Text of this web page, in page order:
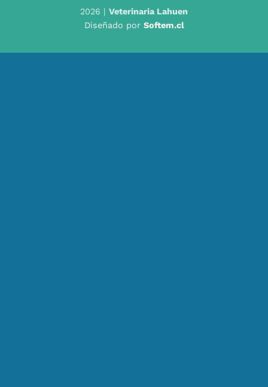
2026 | Veterinaria Lahuen
Diseñado por Softem.cl